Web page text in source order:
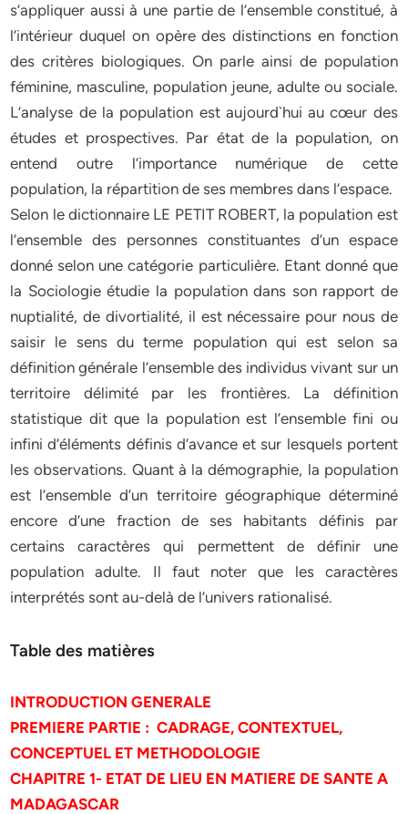
s’appliquer aussi à une partie de l’ensemble constitué, à
l’intérieur duquel on opère des distinctions en fonction
des critères biologiques. On parle ainsi de population
féminine, masculine, population jeune, adulte ou sociale.
L’analyse de la population est aujourd`hui au cœur des
études et prospectives. Par état de la population, on
entend outre l’importance numérique de cette
population, la répartition de ses membres dans l’espace.
Selon le dictionnaire LE PETIT ROBERT, la population est
l’ensemble des personnes constituantes d’un espace
donné selon une catégorie particulière. Etant donné que
la Sociologie étudie la population dans son rapport de
nuptialité, de divortialité, il est nécessaire pour nous de
saisir le sens du terme population qui est selon sa
définition générale l’ensemble des individus vivant sur un
territoire délimité par les frontières. La définition
statistique dit que la population est l’ensemble fini ou
infini d’éléments définis d’avance et sur lesquels portent
les observations. Quant à la démographie, la population
est l’ensemble d’un territoire géographique déterminé
encore d’une fraction de ses habitants définis par
certains caractères qui permettent de définir une
population adulte. Il faut noter que les caractères
interprétés sont au-delà de l’univers rationalisé.
Table des matières
INTRODUCTION GENERALE
PREMIERE PARTIE : CADRAGE, CONTEXTUEL,
CONCEPTUEL ET METHODOLOGIE
CHAPITRE 1- ETAT DE LIEU EN MATIERE DE SANTE A
MADAGASCAR